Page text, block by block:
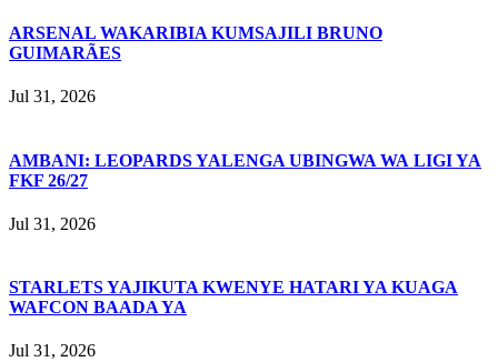
ARSENAL WAKARIBIA KUMSAJILI BRUNO
GUIMARÃES
Jul 31, 2026
AMBANI: LEOPARDS YALENGA UBINGWA WA LIGI YA
FKF 26/27
Jul 31, 2026
STARLETS YAJIKUTA KWENYE HATARI YA KUAGA
WAFCON BAADA YA
Jul 31, 2026